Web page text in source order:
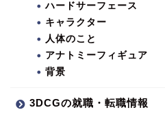
ハードサーフェース
キャラクター
人体のこと
アナトミーフィギュア
背景
3DCGの就職・転職情報